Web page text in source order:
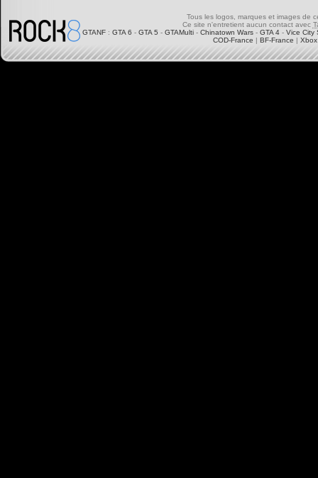
Tous les logos, marques et images de
Ce site n'entretient aucun contact avec
GTANF : GTA 6 - GTA 5 - GTAMulti - Chinatown Wars - GTA 4 - Vice City
COD-France | BF-France |